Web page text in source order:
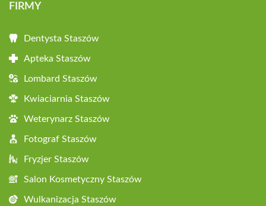
FIRMY
Dentysta Staszów
Apteka Staszów
Lombard Staszów
Kwiaciarnia Staszów
Weterynarz Staszów
Fotograf Staszów
Fryzjer Staszów
Salon Kosmetyczny Staszów
Wulkanizacja Staszów